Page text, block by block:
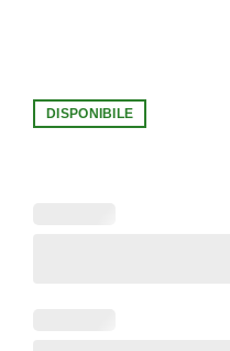
DISPONIBILE